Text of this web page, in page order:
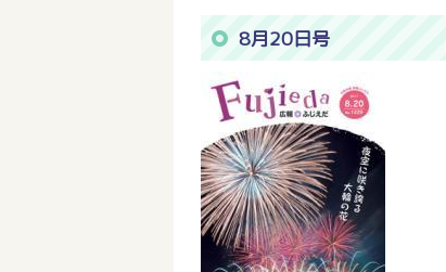
8月20日号